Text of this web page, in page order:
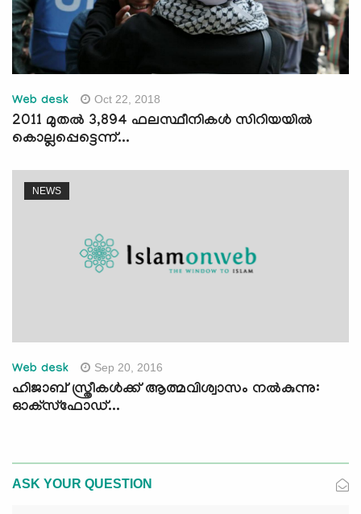
Web desk Oct 22, 2018
2011 മുതല്‍ 3,894 ഫലസ്ഥീനികള്‍ സിറിയയില്‍
കൊല്ലപ്പെട്ടെന്ന്...
NEWS
Web desk Sep 20, 2016
ഹിജാബ് സ്ത്രീകള്‍ക്ക് ആത്മവിശ്വാസം നല്‍കുന്നു:
ഓക്‌സ്‌ഫോഡ്...
ASK YOUR QUESTION